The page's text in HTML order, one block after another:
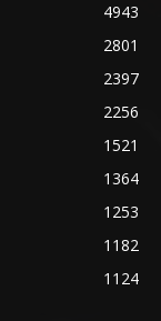
4943
2801
2397
2256
1521
1364
1253
1182
1124